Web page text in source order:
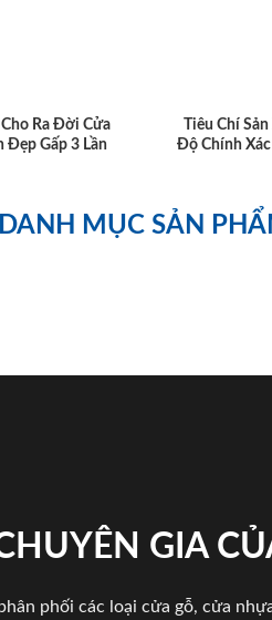
Ra Đời Cửa
Đẹp Gấp 3 Lần
Tiêu Chí
Độ Chính Xác
DANH MỤC SẢN
GIA
phối các loại cửa gỗ, cửa